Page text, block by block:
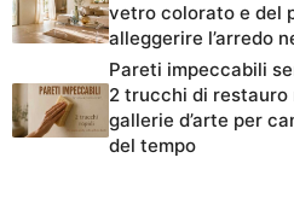
vetro colorato e del
alleggerire l’arredo
Pareti impeccabili
2 trucchi di restauro
gallerie d’arte per
del tempo